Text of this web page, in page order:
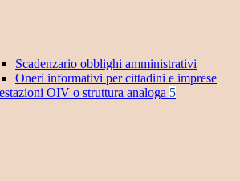
Scadenzario obblighi amministrativi
Oneri informativi per cittadini e imprese
OIV o struttura analoga 5